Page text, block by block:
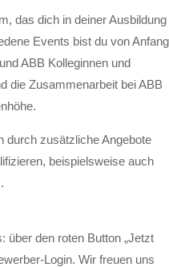
das dich in deiner Ausbildung
Events bist du von Anfang
ABB Kolleginnen und
die Zusammenarbeit bei ABB
durch zusätzliche Angebote
beispielsweise auch
über den roten Button „Jetzt
Login. Wir freuen uns